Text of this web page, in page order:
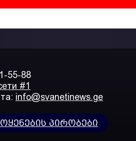
55-88
#1
info@svanetinews.ge
პირობები